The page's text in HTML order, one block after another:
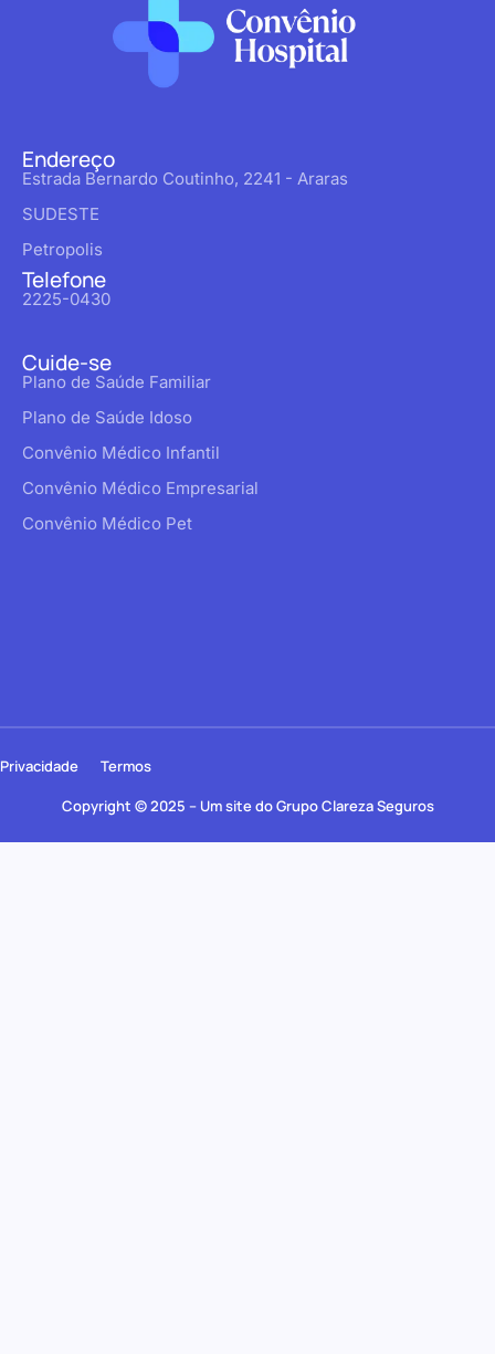
Endereço
Estrada Bernardo Coutinho, 2241 - Araras
SUDESTE
Petropolis
Telefone
2225-0430
Cuide-se
Plano de Saúde Familiar
Plano de Saúde Idoso
Convênio Médico Infantil
Convênio Médico Empresarial
Convênio Médico Pet
Copyright © 2025 – Um site do Grupo Clareza Seguros
Privacidade Termos